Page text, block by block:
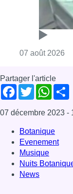
07 août 2026
Partager l'article
Facebook
Twitter
07 décembre 2023 -
Botanique
Evenement
Musique
Nuits
News